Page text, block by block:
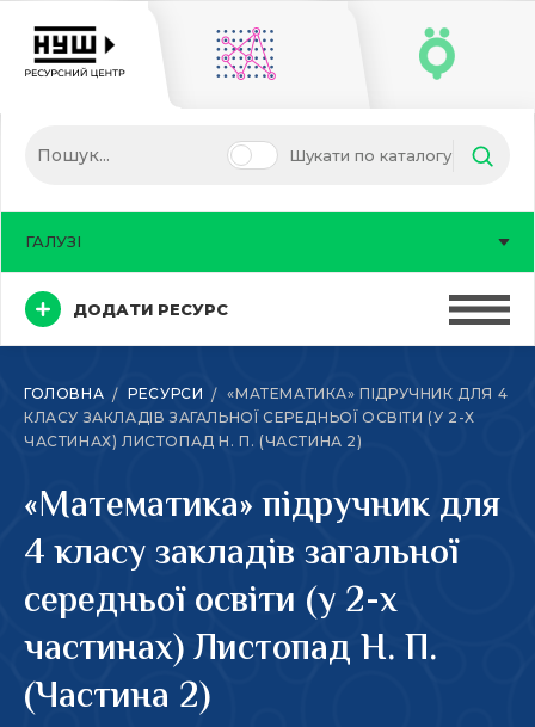
Шукати по каталогу
ДОДАТИ РЕСУРС
ГАЛУЗІ
ГОЛОВНА РЕСУРСИ
«МАТЕМАТИКА» ПІДРУЧНИК ДЛЯ 4
КЛАСУ ЗАКЛАДІВ ЗАГАЛЬНОЇ СЕРЕДНЬОЇ ОСВІТИ (У 2-Х
ЧАСТИНАХ) ЛИСТОПАД Н. П. (ЧАСТИНА 2)
«Математика» підручник для
4 класу закладів загальної
середньої освіти (у 2-х
частинах) Листопад Н. П.
(Частина 2)